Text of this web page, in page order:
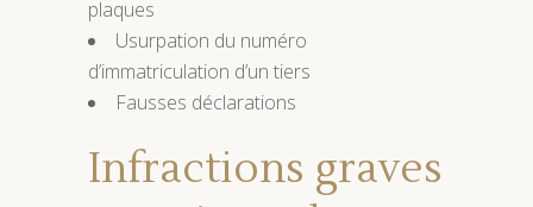
plaques
Usurpation du numéro
d’immatriculation d’un tiers
Fausses déclarations
Infractions graves